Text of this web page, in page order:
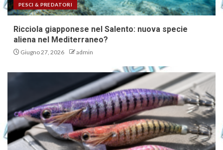
PESCI & PREDATORI
Ricciola giapponese nel Salento: nuova specie
aliena nel Mediterraneo?
Giugno 27, 2026 admin